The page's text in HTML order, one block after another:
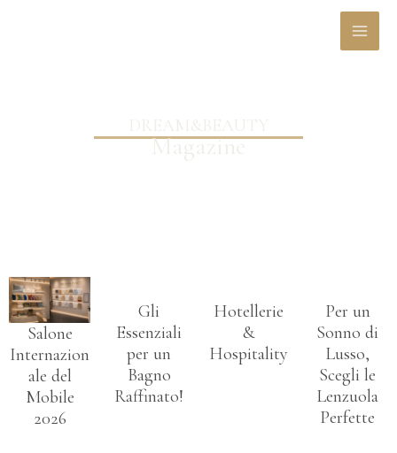
Magazine
Salone
Internazion
ale del
Mobile
2026
Gli
Essenziali
per un
Bagno
Raffinato!
Hotellerie
&
Hospitality
Per un
Sonno di
Lusso,
Scegli le
Lenzuola
Perfette